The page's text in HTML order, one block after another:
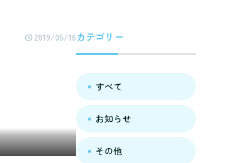
2019/05/16カテゴリー
すべて
お知らせ
その他